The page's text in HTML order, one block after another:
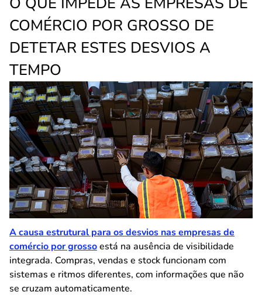
COMÉRCIO POR GROSSO DE
DETETAR ESTES DESVIOS A
TEMPO
A causa estrutural para os desvios nas empresas de
comércio por grossoestá na ausência de visibilidade
integrada. Compras, vendas e stock funcionam com
sistemas e ritmos diferentes, com informações que não
se cruzam automaticamente.